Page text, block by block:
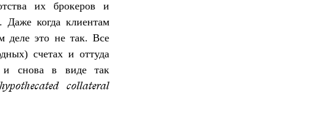
их брокеров и
Даже когда клиентам
деле это не так. Все
счетах и оттуда
и снова в виде так
collateral